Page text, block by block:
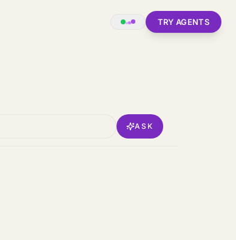
TRY AGENTS
ASK